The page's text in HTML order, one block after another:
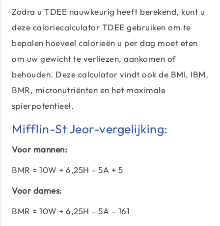
Zodra u TDEE nauwkeurig heeft berekend, kunt u
deze caloriecalculator TDEE gebruiken om te
bepalen hoeveel calorieën u per dag moet eten
om uw gewicht te verliezen, aankomen of
behouden. Deze calculator vindt ook de BMI, IBM,
BMR, micronutriënten en het maximale
spierpotentieel.
Mifflin-St Jeor-vergelijking:
Voor mannen:
BMR = 10W + 6,25H – 5A + 5
Voor dames:
BMR = 10W + 6,25H – 5A – 161